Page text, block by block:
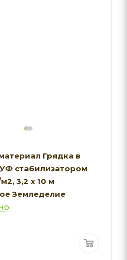
Грядка в
стабилизатором
3,2 х 10 м
Земледелие